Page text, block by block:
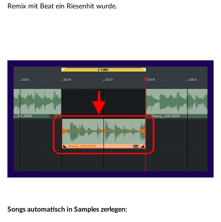
Remix mit Beat ein Riesenhit wurde.
Songs automatisch in Samples zerlegen: